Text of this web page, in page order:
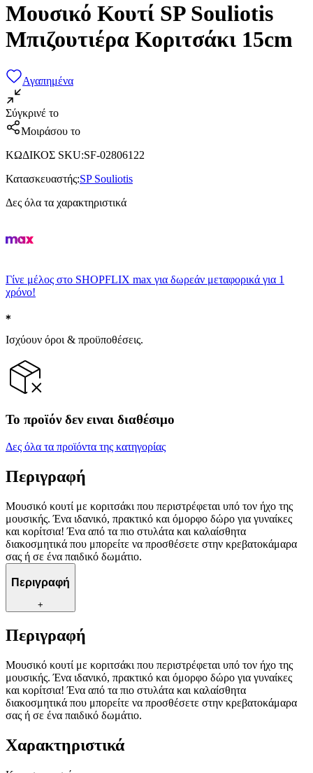
Μουσικό Κουτί SP Souliotis
Μπιζουτιέρα Κοριτσάκι 15cm
Αγαπημένα
Σύγκρινέ το
Μοιράσου το
ΚΩΔΙΚΟΣ SKU:SF-02806122
Κατασκευαστής:SP Souliotis
Δες όλα τα χαρακτηριστικά
Γίνε μέλος στο SHOPFLIX max για δωρεάν μεταφορικά για 1
χρόνο!
Ισχύουν όροι & προϋποθέσεις.
Το προϊόν δεν ειναι διαθέσιμο
Δες όλα τα προϊόντα της κατηγορίας
Περιγραφή
Μουσικό κουτί με κοριτσάκι που περιστρέφεται υπό τον ήχο της
μουσικής. Ένα ιδανικό, πρακτικό και όμορφο δώρο για γυναίκες
και κορίτσια! Ένα από τα πιο στυλάτα και καλαίσθητα
διακοσμητικά που μπορείτε να προσθέσετε στην κρεβατοκάμαρα
σας ή σε ένα παιδικό δωμάτιο.
Περιγραφή
+
Περιγραφή
Μουσικό κουτί με κοριτσάκι που περιστρέφεται υπό τον ήχο της
μουσικής. Ένα ιδανικό, πρακτικό και όμορφο δώρο για γυναίκες
και κορίτσια! Ένα από τα πιο στυλάτα και καλαίσθητα
διακοσμητικά που μπορείτε να προσθέσετε στην κρεβατοκάμαρα
σας ή σε ένα παιδικό δωμάτιο.
Χαρακτηριστικά